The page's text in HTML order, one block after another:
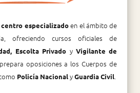
centro especializadoen el ámbito de
ofreciendo cursos oficiales de
Escolta Privado yVigilante de
oposiciones a los Cuerpos de
Policía NacionalyGuardia Civil.